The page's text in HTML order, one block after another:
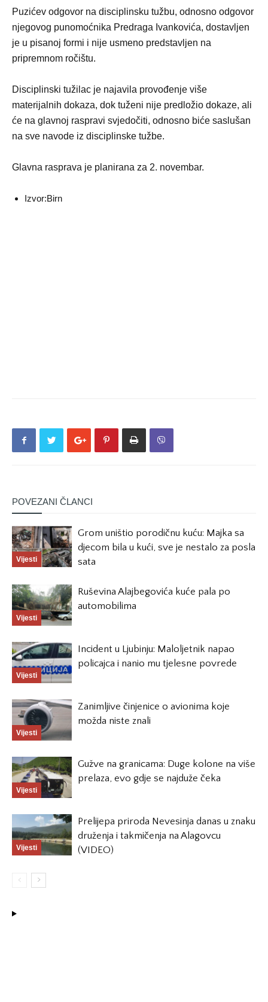
Puzićev odgovor na disciplinsku tužbu, odnosno odgovor
njegovog punomoćnika Predraga Ivankovića, dostavljen
je u pisanoj formi i nije usmeno predstavljen na
pripremnom ročištu.
Disciplinski tužilac je najavila provođenje više
materijalnih dokaza, dok tuženi nije predložio dokaze, ali
će na glavnoj raspravi svjedočiti, odnosno biće saslušan
na sve navode iz disciplinske tužbe.
Glavna rasprava je planirana za 2. novembar.
Izvor:Birn
POVEZANI ČLANCI
Vijesti
Grom uništio porodičnu kuću: Majka sa
djecom bila u kući, sve je nestalo za posla
sata
Vijesti
Ruševina Alajbegovića kuće pala po
automobilima
Vijesti
Incident u Ljubinju: Maloljetnik napao
policajca i nanio mu tjelesne povrede
Vijesti
Zanimljive činjenice o avionima koje
možda niste znali
Vijesti
Gužve na granicama: Duge kolone na više
prelaza, evo gdje se najduže čeka
Vijesti
Prelijepa priroda Nevesinja danas u znaku
druženja i takmičenja na Alagovcu
(VIDEO)